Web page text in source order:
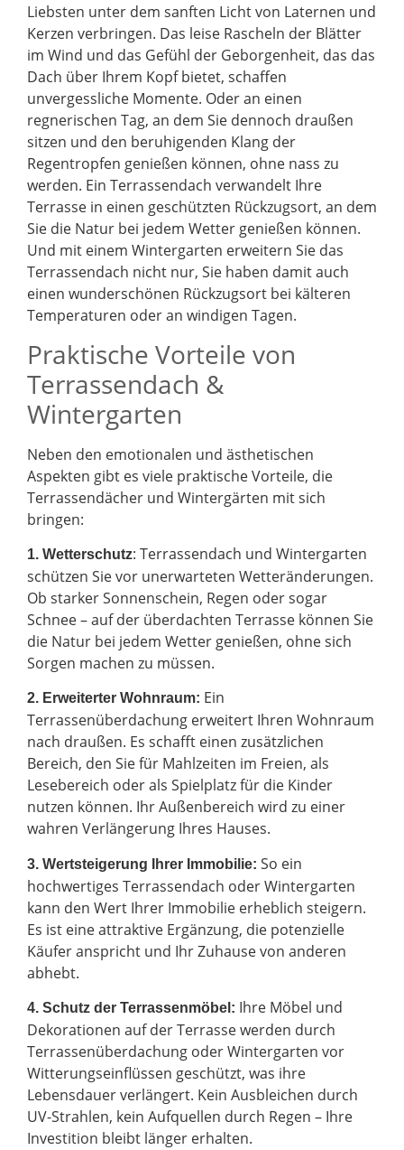
Liebsten unter dem sanften Licht von Laternen und
Kerzen verbringen. Das leise Rascheln der Blätter
im Wind und das Gefühl der Geborgenheit, das das
Dach über Ihrem Kopf bietet, schaffen
unvergessliche Momente. Oder an einen
regnerischen Tag, an dem Sie dennoch draußen
sitzen und den beruhigenden Klang der
Regentropfen genießen können, ohne nass zu
werden. Ein Terrassendach verwandelt Ihre
Terrasse in einen geschützten Rückzugsort, an dem
Sie die Natur bei jedem Wetter genießen können.
Und mit einem Wintergarten erweitern Sie das
Terrassendach nicht nur, Sie haben damit auch
einen wunderschönen Rückzugsort bei kälteren
Temperaturen oder an windigen Tagen.
Praktische Vorteile von
Terrassendach &
Wintergarten
Neben den emotionalen und ästhetischen
Aspekten gibt es viele praktische Vorteile, die
Terrassendächer und Wintergärten mit sich
bringen:
1. Wetterschutz: Terrassendach und Wintergarten
schützen Sie vor unerwarteten Wetteränderungen.
Ob starker Sonnenschein, Regen oder sogar
Schnee – auf der überdachten Terrasse können Sie
die Natur bei jedem Wetter genießen, ohne sich
Sorgen machen zu müssen.
2. Erweiterter Wohnraum: Ein
Terrassenüberdachung erweitert Ihren Wohnraum
nach draußen. Es schafft einen zusätzlichen
Bereich, den Sie für Mahlzeiten im Freien, als
Lesebereich oder als Spielplatz für die Kinder
nutzen können. Ihr Außenbereich wird zu einer
wahren Verlängerung Ihres Hauses.
3. Wertsteigerung Ihrer Immobilie: So ein
hochwertiges Terrassendach oder Wintergarten
kann den Wert Ihrer Immobilie erheblich steigern.
Es ist eine attraktive Ergänzung, die potenzielle
Käufer anspricht und Ihr Zuhause von anderen
abhebt.
4. Schutz der Terrassenmöbel: Ihre Möbel und
Dekorationen auf der Terrasse werden durch
Terrassenüberdachung oder Wintergarten vor
Witterungseinflüssen geschützt, was ihre
Lebensdauer verlängert. Kein Ausbleichen durch
UV-Strahlen, kein Aufquellen durch Regen – Ihre
Investition bleibt länger erhalten.